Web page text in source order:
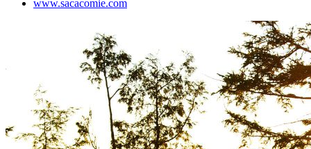
www.sacacomie.com